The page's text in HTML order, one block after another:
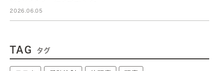
2026.06.05
TAG タグ